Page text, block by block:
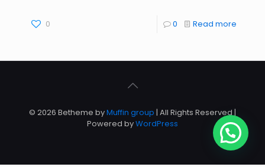
0 0 Read more
© 2026 Betheme byMuffin group | All Rights Reserved |
Powered byWordPress